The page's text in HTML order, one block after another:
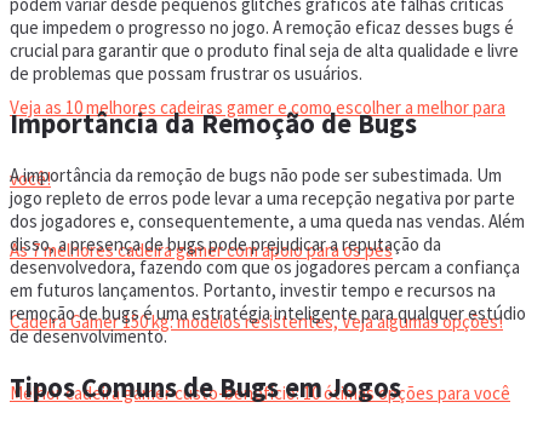
CADEIRA GAMER
Veja as 10 melhores cadeiras gamer e como escolher a melhor para
você!
As 7 melhores cadeira gamer com apoio para os pés
Cadeira Gamer 150 kg: modelos resistentes, Veja algumas opções!
Melhor cadeira gamer custo-benefício: 10 ótimas opções para você
que impedem o progresso no jogo. A remoção eficaz desses bugs é
crucial para garantir que o produto final seja de alta qualidade e livre
de problemas que possam frustrar os usuários.
Importância da Remoção de Bugs
A importância da remoção de bugs não pode ser subestimada. Um
jogo repleto de erros pode levar a uma recepção negativa por parte
dos jogadores e, consequentemente, a uma queda nas vendas. Além
disso, a presença de bugs pode prejudicar a reputação da
desenvolvedora, fazendo com que os jogadores percam a confiança
em futuros lançamentos. Portanto, investir tempo e recursos na
remoção de bugs é uma estratégia inteligente para qualquer estúdio
de desenvolvimento.
Tipos Comuns de Bugs em Jogos